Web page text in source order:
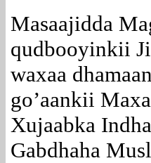
Masaajidda
qudbooyinkii
waxaa
go’aankii
Xujaabka
Gabdhaha